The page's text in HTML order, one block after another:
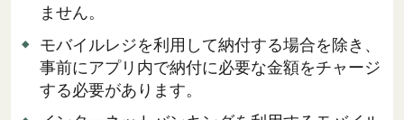
ません。
モバイルレジを利用して納付する場合を除き、
事前にアプリ内で納付に必要な金額をチャージ
する必要があります。